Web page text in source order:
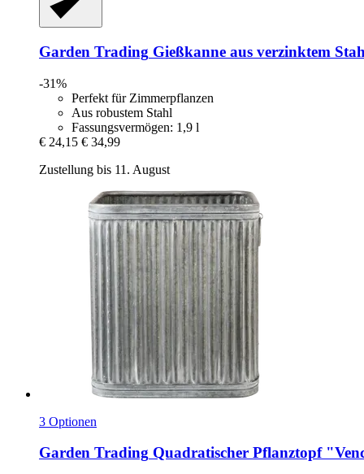
Garden Trading Gießkanne aus verzinktem
-31%
Perfekt für Zimmerpflanzen
Aus robustem Stahl
Fassungsvermögen: 1,9 l
€ 24,15 € 34,99
Zustellung bis 11. August
3 Optionen
Garden Trading Quadratischer Pflanztopf